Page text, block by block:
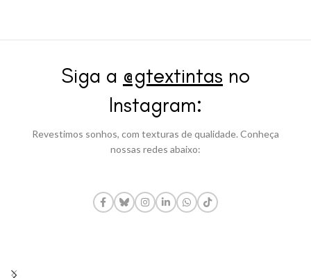
Siga a @gtextintas no
Instagram:
Revestimos sonhos, com texturas de qualidade. Conheça
nossas redes abaixo: